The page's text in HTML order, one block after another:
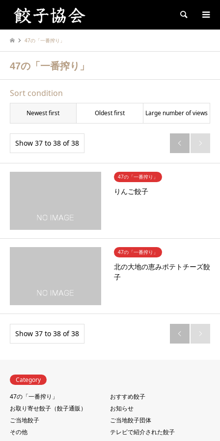
Search
47の「一番搾り」
47の「一番搾り」
Sort condition
Newest first Oldest first Large number of views
Show 37 to 38 of 38  
47の「一番搾り」
りんご餃子
47の「一番搾り」
北の大地の恵みポテトチーズ餃
子
Show 37 to 38 of 38  
Category
47の「一番搾り」
おすすめ餃子
お取り寄せ餃子（餃子通販）
お知らせ
ご当地餃子
ご当地餃子団体
その他
テレビで紹介された餃子